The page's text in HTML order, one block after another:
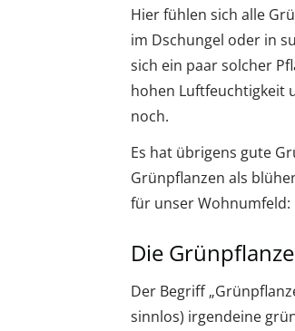
Hier fühlen sich alle
im Dschungel oder in
sich ein paar solcher
hohen Luftfeuchtigkeit
noch.
Es hat übrigens gute
Grünpflanzen als
für unser Wohnumfeld:
Die
Der Begriff
sinnlos) irgendeine